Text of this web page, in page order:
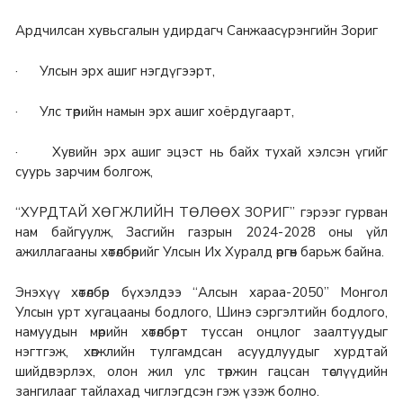
Ардчилсан хувьсгалын удирдагч Санжаасүрэнгийн Зориг
· Улсын эрх ашиг нэгдүгээрт,
· Улс төрийн намын эрх ашиг хоёрдугаарт,
· Хувийн эрх ашиг эцэст нь байх тухай хэлсэн үгийг
суурь зарчим болгож,
“ХУРДТАЙ ХӨГЖЛИЙН ТӨЛӨӨХ ЗОРИГ” гэрээг гурван
нам байгуулж, Засгийн газрын 2024-2028 оны үйл
ажиллагааны хөтөлбөрийг Улсын Их Хуралд өргөн барьж байна.
Энэхүү хөтөлбөр бүхэлдээ “Алсын хараа-2050” Монгол
Улсын урт хугацааны бодлого, Шинэ сэргэлтийн бодлого,
намуудын мөрийн хөтөлбөрт туссан онцлог заалтуудыг
нэгтгэж, хөгжлийн тулгамдсан асуудлуудыг хурдтай
шийдвэрлэх, олон жил улс төржин гацсан төслүүдийн
зангилааг тайлахад чиглэгдсэн гэж үзэж болно.